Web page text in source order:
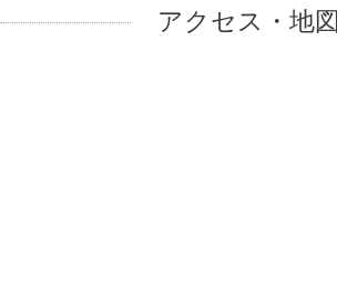
アクセス・地図